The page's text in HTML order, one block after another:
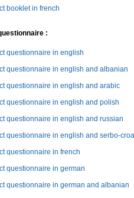
booklet in french
:
questionnaire in english
questionnaire in english and albanian
questionnaire in english and arabic
questionnaire in english and polish
questionnaire in english and russian
questionnaire in english and serbo-
questionnaire in french
questionnaire in german
questionnaire in german and albanian